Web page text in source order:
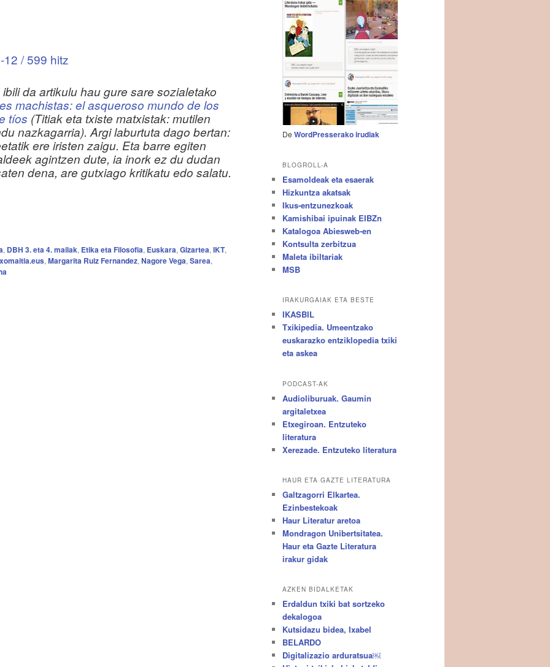
/ 599 hitz
da artikulu hau gure sare sozialetako
machistas: el asqueroso mundo de los
tíos (Titiak eta txiste matxistak: mutilen
nazkagarria). Argi laburtuta dago bertan:
ere iristen zaigu. Eta barre egiten
agintzen dute, ia inork ez du dudan
dena, are gutxiago kritikatu edo salatu.
, DBH 3. eta 4. mailak, Etika eta Filosofia, Euskara, Gizartea, IKT,
, Margarita Ruiz Fernandez, Nagore Vega, Sarea,
De WordPresserako irudiak
BLOGROLL-A
Esamoldeak eta esaerak
Hizkuntza akatsak
Ikus-entzunezkoak
Kamishibai ipuinak EIBZn
Katalogoa Abiesweb-en
Kontsulta zerbitzua
Maleta ibiltariak
MSB
IRAKURGAIAK ETA BESTE
IKASBIL
Txikipedia. Umeentzako
euskarazko entziklopedia txiki
eta askea
PODCAST-AK
Audioliburuak. Gaumin
argitaletxea
Etxegiroan. Entzuteko
literatura
Xerezade. Entzuteko literatura
HAUR ETA GAZTE LITERATURA
Galtzagorri Elkartea.
Ezinbestekoak
Haur Literatur aretoa
Mondragon Unibertsitatea.
Haur eta Gazte Literatura
irakur gidak
AZKEN BIDALKETAK
Erdaldun txiki bat sortzeko
dekalogoa
Kutsidazu bidea, Ixabel
BELARDO
Digitalizazio arduratsua￼